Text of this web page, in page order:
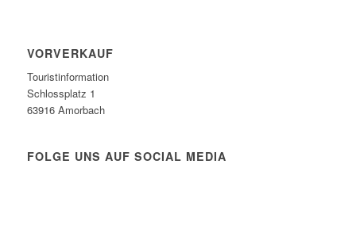
VORVERKAUF
Touristinformation
Schlossplatz 1
63916 Amorbach
FOLGE UNS AUF SOCIAL MEDIA